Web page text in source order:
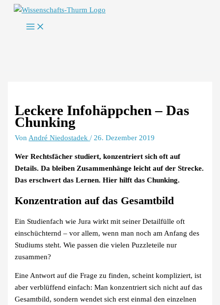
Zum
Leckere Infohäppchen – Das
Chunking
Von André Niedostadek/ 26. Dezember 2019
Wer Rechtsfächer studiert, konzentriert sich oft auf
Details. Da bleiben Zusammenhänge leicht auf der Strecke.
Das erschwert das Lernen. Hier hilft das Chunking.
Konzentration auf das Gesamtbild
Ein Studienfach wie Jura wirkt mit seiner Detailfülle oft
einschüchternd – vor allem, wenn man noch am Anfang des
Studiums steht. Wie passen die vielen Puzzleteile nur
zusammen?
Eine Antwort auf die Frage zu finden, scheint kompliziert, ist
aber verblüffend einfach: Man konzentriert sich nicht auf das
Gesamtbild, sondern wendet sich erst einmal den einzelnen